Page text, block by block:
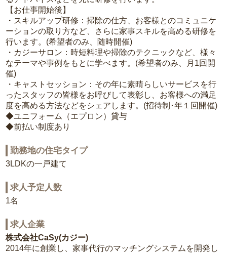
【お仕事開始後】
・スキルアップ研修：掃除の仕方、お客様とのコミュニケ
ーションの取り方など、さらに家事スキルを高める研修を
行います。(希望者のみ、随時開催)
・カジーサロン：時短料理や掃除のテクニックなど、様々
なテーマや事例をもとに学べます。(希望者のみ、月1回開
催)
・キャストセッション：その年に素晴らしいサービスを行
ったスタッフの皆様をお呼びして表彰し、お客様への満足
度を高める方法などをシェアします。(招待制･年１回開催)
◆ユニフォーム（エプロン）貸与
◆前払い制度あり
勤務地の住宅タイプ
3LDKの一戸建て
求人予定人数
1名
求人企業
株式会社CaSy(カジー)
2014年に創業し、家事代行のマッチングシステムを開発し